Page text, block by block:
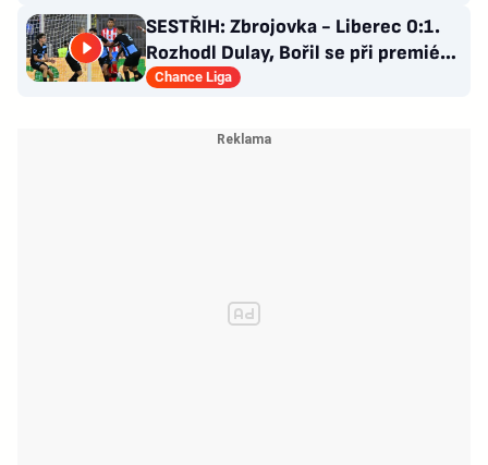
SESTŘIH: Zbrojovka - Liberec 0:1.
Rozhodl Dulay, Bořil se při premiéře
za Slovan zranil
Chance Liga